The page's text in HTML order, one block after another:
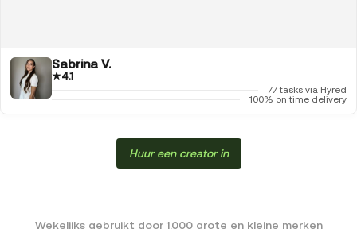
Sabrina V.
★4.1
77 tasks via Hyred
100% on time delivery
Huur een creator in
Wekelijks gebruikt door 1.000 grote en kleine merken